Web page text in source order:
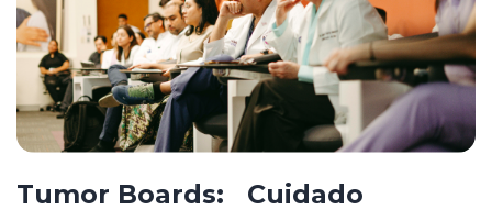
Tumor Boards: Cuidado